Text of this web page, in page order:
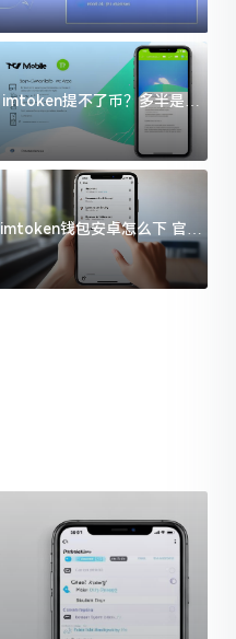
imtoken提不了币？多半是这
几件事没处理好
imtoken钱包安卓怎么下 官方
渠道避坑指南